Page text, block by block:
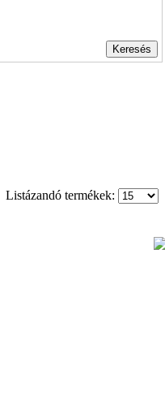
Listázandó termékek: